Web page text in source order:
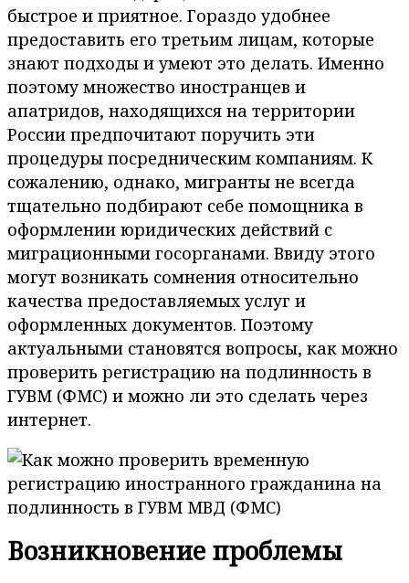
быстрое и приятное. Гораздо удобнее
предоставить его третьим лицам, которые
знают подходы и умеют это делать. Именно
поэтому множество иностранцев и
апатридов, находящихся на территории
России предпочитают поручить эти
процедуры посредническим компаниям. К
сожалению, однако, мигранты не всегда
тщательно подбирают себе помощника в
оформлении юридических действий с
миграционными госорганами. Ввиду этого
могут возникать сомнения относительно
качества предоставляемых услуг и
оформленных документов. Поэтому
актуальными становятся вопросы, как можно
проверить регистрацию на подлинность в
ГУВМ (ФМС) и можно ли это сделать через
интернет.
Возникновение проблемы